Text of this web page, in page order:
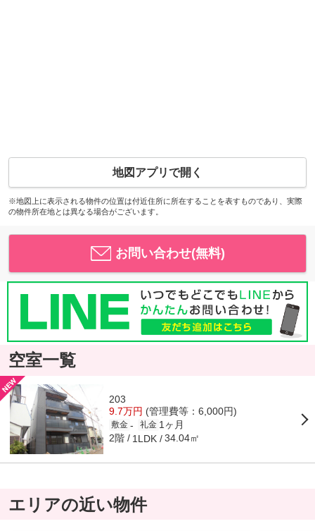
地図アプリで開く
※地図上に表示される物件の位置は付近住所に所在することを表すものであり、実際
の物件所在地とは異なる場合がございます。
お問い合わせ(無料)
空室一覧
203
9.7万円 (管理費等：6,000円)
敷金 - 礼金 1ヶ月
2階 1LDK 34.04㎡
エリアの近い物件